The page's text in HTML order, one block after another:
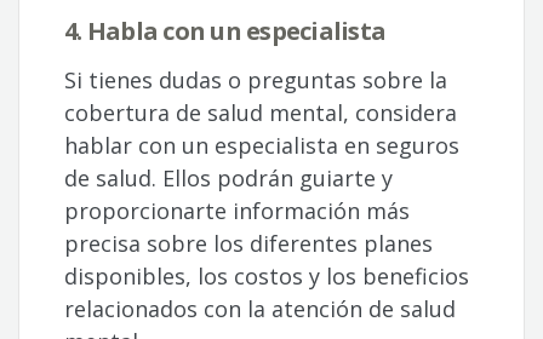
4. Habla con un especialista
Si tienes dudas o preguntas sobre la
cobertura de salud mental, considera
hablar con un especialista en seguros
de salud. Ellos podrán guiarte y
proporcionarte información más
precisa sobre los diferentes planes
disponibles, los costos y los beneficios
relacionados con la atención de salud